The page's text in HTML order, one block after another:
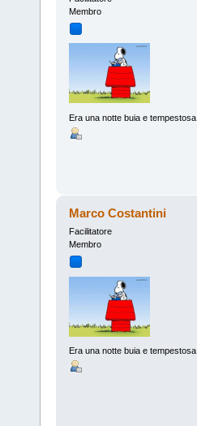
Membro
Era una notte buia e tempestosa
Marco Costantini
Facilitatore
Membro
Era una notte buia e tempestosa